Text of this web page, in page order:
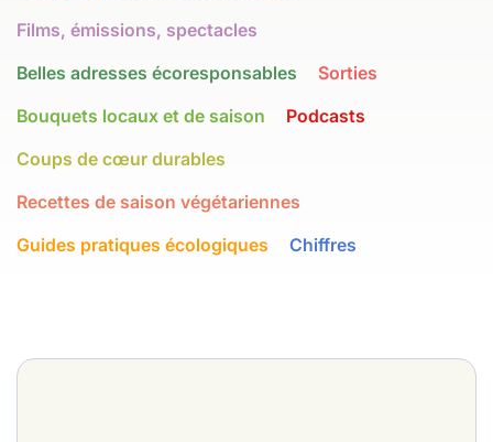
Films, émissions, spectacles
Belles adresses écoresponsables
Sorties
Bouquets locaux et de saison
Podcasts
Coups de cœur durables
Recettes de saison végétariennes
Guides pratiques écologiques
Chiffres